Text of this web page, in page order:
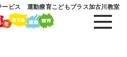
ービス 運動療育こどもプラス加古川教室